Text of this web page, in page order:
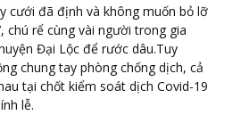
cưới đã định và không muốn bỏ lỡ
chú rể cùng vài người trong gia
Đại Lộc để rước dâu.Tuy
chung tay phòng chống dịch, cả
tại chốt kiểm soát dịch Covid-19
lễ.